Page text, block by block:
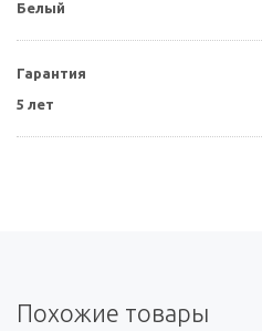
Белый
Гарантия
5 лет
Похожие товары